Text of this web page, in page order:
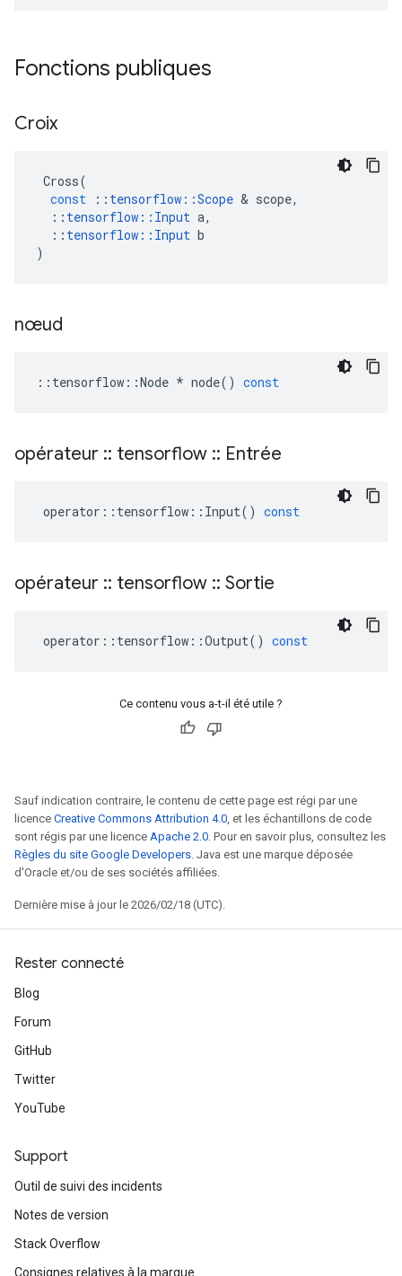
Fonctions publiques
Croix
Cross(
const
:: tensorflow ::Scope & scope,
:: tensorflow :: Input a,
:: tensorflow :: Input b
)
nœud
:: tensorflow ::Node * node() const
opérateur :: tensorflow :: Entrée
operator :: tensorflow :: Input() const
opérateur :: tensorflow :: Sortie
operator :: tensorflow ::Output() const
Ce contenu vous a-t-il été utile ?
Sauf indication contraire, le contenu de cette page est régi par une
licence Creative Commons Attribution 4.0, et les échantillons de code
sont régis par une licence Apache 2.0. Pour en savoir plus, consultez les
Règles du site Google Developers. Java est une marque déposée
d'Oracle et/ou de ses sociétés affiliées.
Dernière mise à jour le 2026/02/18 (UTC).
Rester connecté
Blog
Forum
GitHub
Twitter
YouTube
Support
Outil de suivi des incidents
Notes de version
Stack Overflow
Consignes relatives à la marque